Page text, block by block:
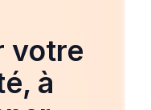
votre
à